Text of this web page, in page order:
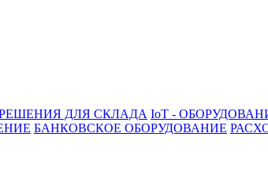
ДЛЯ СКЛАДА IoT -
БАНКОВСКОЕ ОБОРУДОВАНИЕ